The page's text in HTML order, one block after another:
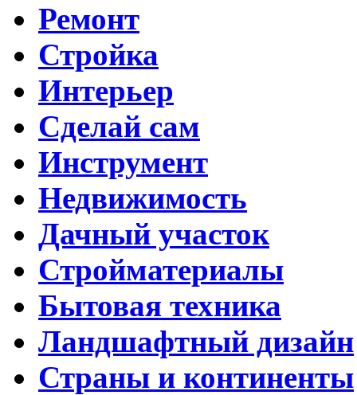
Ремонт
Стройка
Интерьер
Сделай сам
Инструмент
Недвижимость
Дачный участок
Стройматериалы
Бытовая техника
Ландшафтный дизайн
Страны и континенты